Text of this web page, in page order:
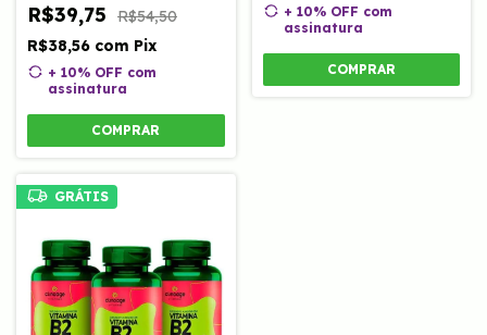
R$39,75
R$54,50
R$38,56 com Pix
+ 10% OFF com
assinatura
COMPRAR
+ 10% OFF com
assinatura
COMPRAR
GRÁTIS